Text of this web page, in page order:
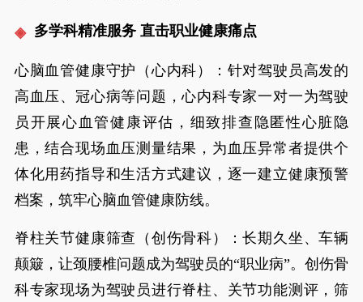
多学科精准服务 直击职业健康痛点
心脑血管健康守护（心内科）：针对驾驶员高发的
高血压、冠心病等问题，心内科专家一对一为驾驶
员开展心血管健康评估，细致排查隐匿性心脏隐
患，结合现场血压测量结果，为血压异常者提供个
体化用药指导和生活方式建议，逐一建立健康预警
档案，筑牢心脑血管健康防线。
脊柱关节健康筛查（创伤骨科）：长期久坐、车辆
颠簸，让颈腰椎问题成为驾驶员的“职业病”。创伤骨
科专家现场为驾驶员进行脊柱、关节功能测评，筛